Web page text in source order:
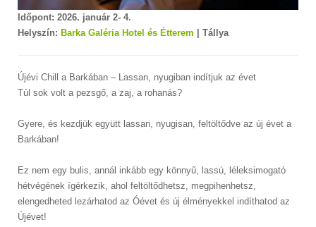
Időpont: 2026. január 2- 4.
Helyszín: Barka Galéria Hotel és Étterem | Tállya
Újévi Chill a Barkában – Lassan, nyugiban indítjuk az évet
Túl sok volt a pezsgő, a zaj, a rohanás?
Gyere, és kezdjük együtt lassan, nyugisan, feltöltődve az új évet a
Barkában!
Ez nem egy bulis, annál inkább egy könnyű, lassú, léleksimogató
hétvégének ígérkezik, ahol feltöltődhetsz, megpihenhetsz,
elengedheted lezárhatod az Óévet és új élményekkel indíthatod az
Újévet!